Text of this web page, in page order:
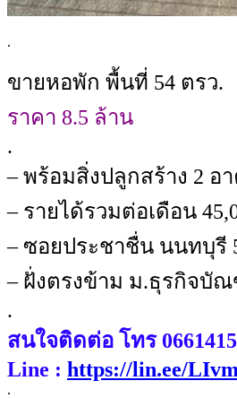
.
ขายหอพัก พื้นที่ 54 ตรว.
ราคา 8.5 ล้าน
.
– พร้อมสิ่งปลูกสร้าง 2 อ
– รายได้รวมต่อเดือน
– ซอยประชาชื่น นนทบุรี
– ฝั่งตรงข้าม ม.ธุรกิจบัณ
.
สนใจติดต่อ โทร
Line : https://lin.ee/
.